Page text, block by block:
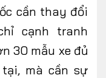
cần thay đổi
cạnh tranh
30 mẫu xe đủ
mà cần sự